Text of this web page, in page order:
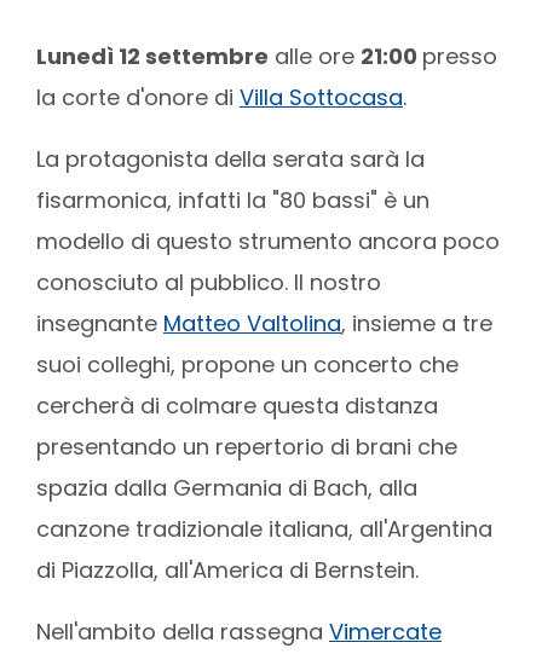
Lunedì 12 settembre alle ore 21:00 presso
la corte d'onore di Villa Sottocasa.
La protagonista della serata sarà la
fisarmonica, infatti la "80 bassi" è un
modello di questo strumento ancora poco
conosciuto al pubblico. Il nostro
insegnante Matteo Valtolina, insieme a tre
suoi colleghi, propone un concerto che
cercherà di colmare questa distanza
presentando un repertorio di brani che
spazia dalla Germania di Bach, alla
canzone tradizionale italiana, all'Argentina
di Piazzolla, all'America di Bernstein.
Nell'ambito della rassegna Vimercate